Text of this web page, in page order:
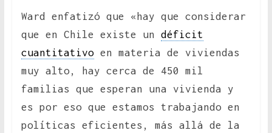
Ward enfatizó que «hay que considerar
que en Chile existe un déficit
cuantitativoen materia de viviendas
muy alto, hay cerca de 450 mil
familias que esperan una vivienda y
es por eso que estamos trabajando en
políticas eficientes, más allá de la